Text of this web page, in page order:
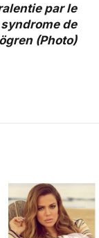
par le
syndrome de
(Photo)